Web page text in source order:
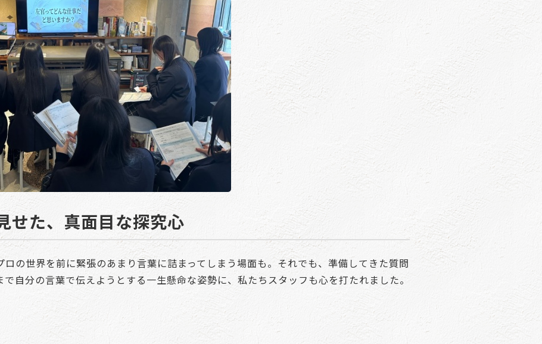
せた、真面目な探究心
の世界を前に緊張のあまり言葉に詰まってしまう場面も。それでも、準備してきた質問
自分の言葉で伝えようとする一生懸命な姿勢に、私たちスタッフも心を打たれました。